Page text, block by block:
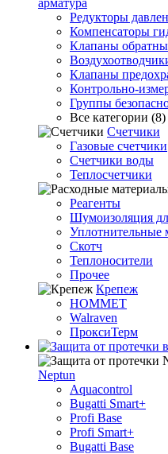
арматура
Редукторы
Компенсаторы
Клапаны
Клапаны
Контрольно-
Группы
Все категории (8)
Счетчики
Газовые счетчики
Счетчики воды
Теплосчетчики
Реагенты
Шумоизоляция
Уплотнительные
Скотч
Теплоносители
Прочее
Крепеж
HOMMET
Walraven
ПроксиТерм
Neptun
Aquacontrol
Bugatti Smart+
Profi Base
Profi Smart+
Bugatti Base